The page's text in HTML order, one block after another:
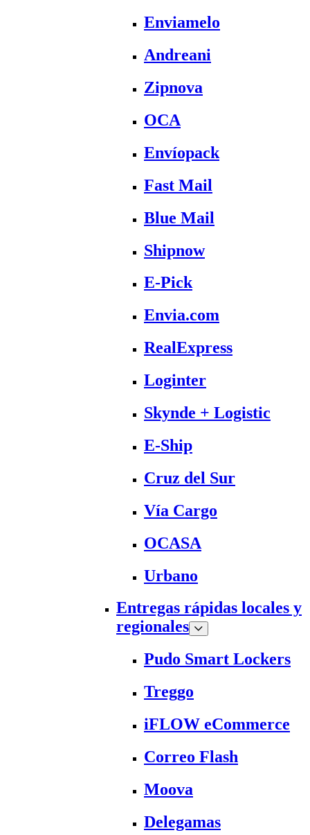
Enviamelo
Andreani
Zipnova
OCA
Envíopack
Fast Mail
Blue Mail
Shipnow
E-Pick
Envia.com
RealExpress
Loginter
Skynde + Logistic
E-Ship
Cruz del Sur
Vía Cargo
OCASA
Urbano
Entregas rápidas locales y
regionales
Pudo Smart Lockers
Treggo
iFLOW eCommerce
Correo Flash
Moova
Delegamas